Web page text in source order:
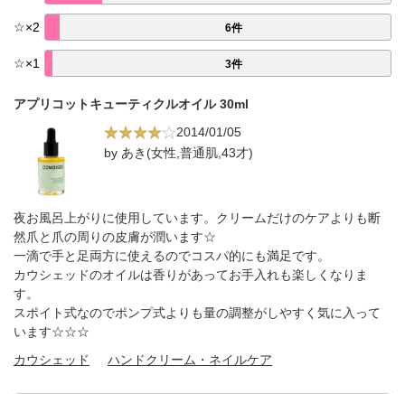
☆×2 6件
☆×1 3件
アプリコットキューティクルオイル 30ml
2014/01/05
by あき(女性,普通肌,43才)
夜お風呂上がりに使用しています。クリームだけのケアよりも断
然爪と爪の周りの皮膚が潤います☆
一滴で手と足両方に使えるのでコスパ的にも満足です。
カウシェッドのオイルは香りがあってお手入れも楽しくなりま
す。
スポイト式なのでポンプ式よりも量の調整がしやすく気に入って
います☆☆☆
カウシェッド
ハンドクリーム・ネイルケア